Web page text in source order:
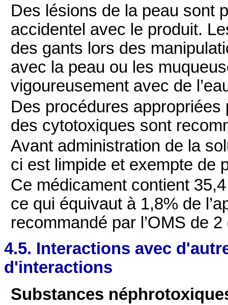
Des lésions de la peau sont
accidentel avec le produit.
des gants lors des
avec la peau ou les
vigoureusement avec de
Des procédures appropriées
des cytotoxiques sont
Avant administration de la
ci est limpide et exempte de
Ce médicament contient
ce qui équivaut à 1,8% de
recommandé par l’OMS de
4.5. Interactions avec
d'interactions
Substances